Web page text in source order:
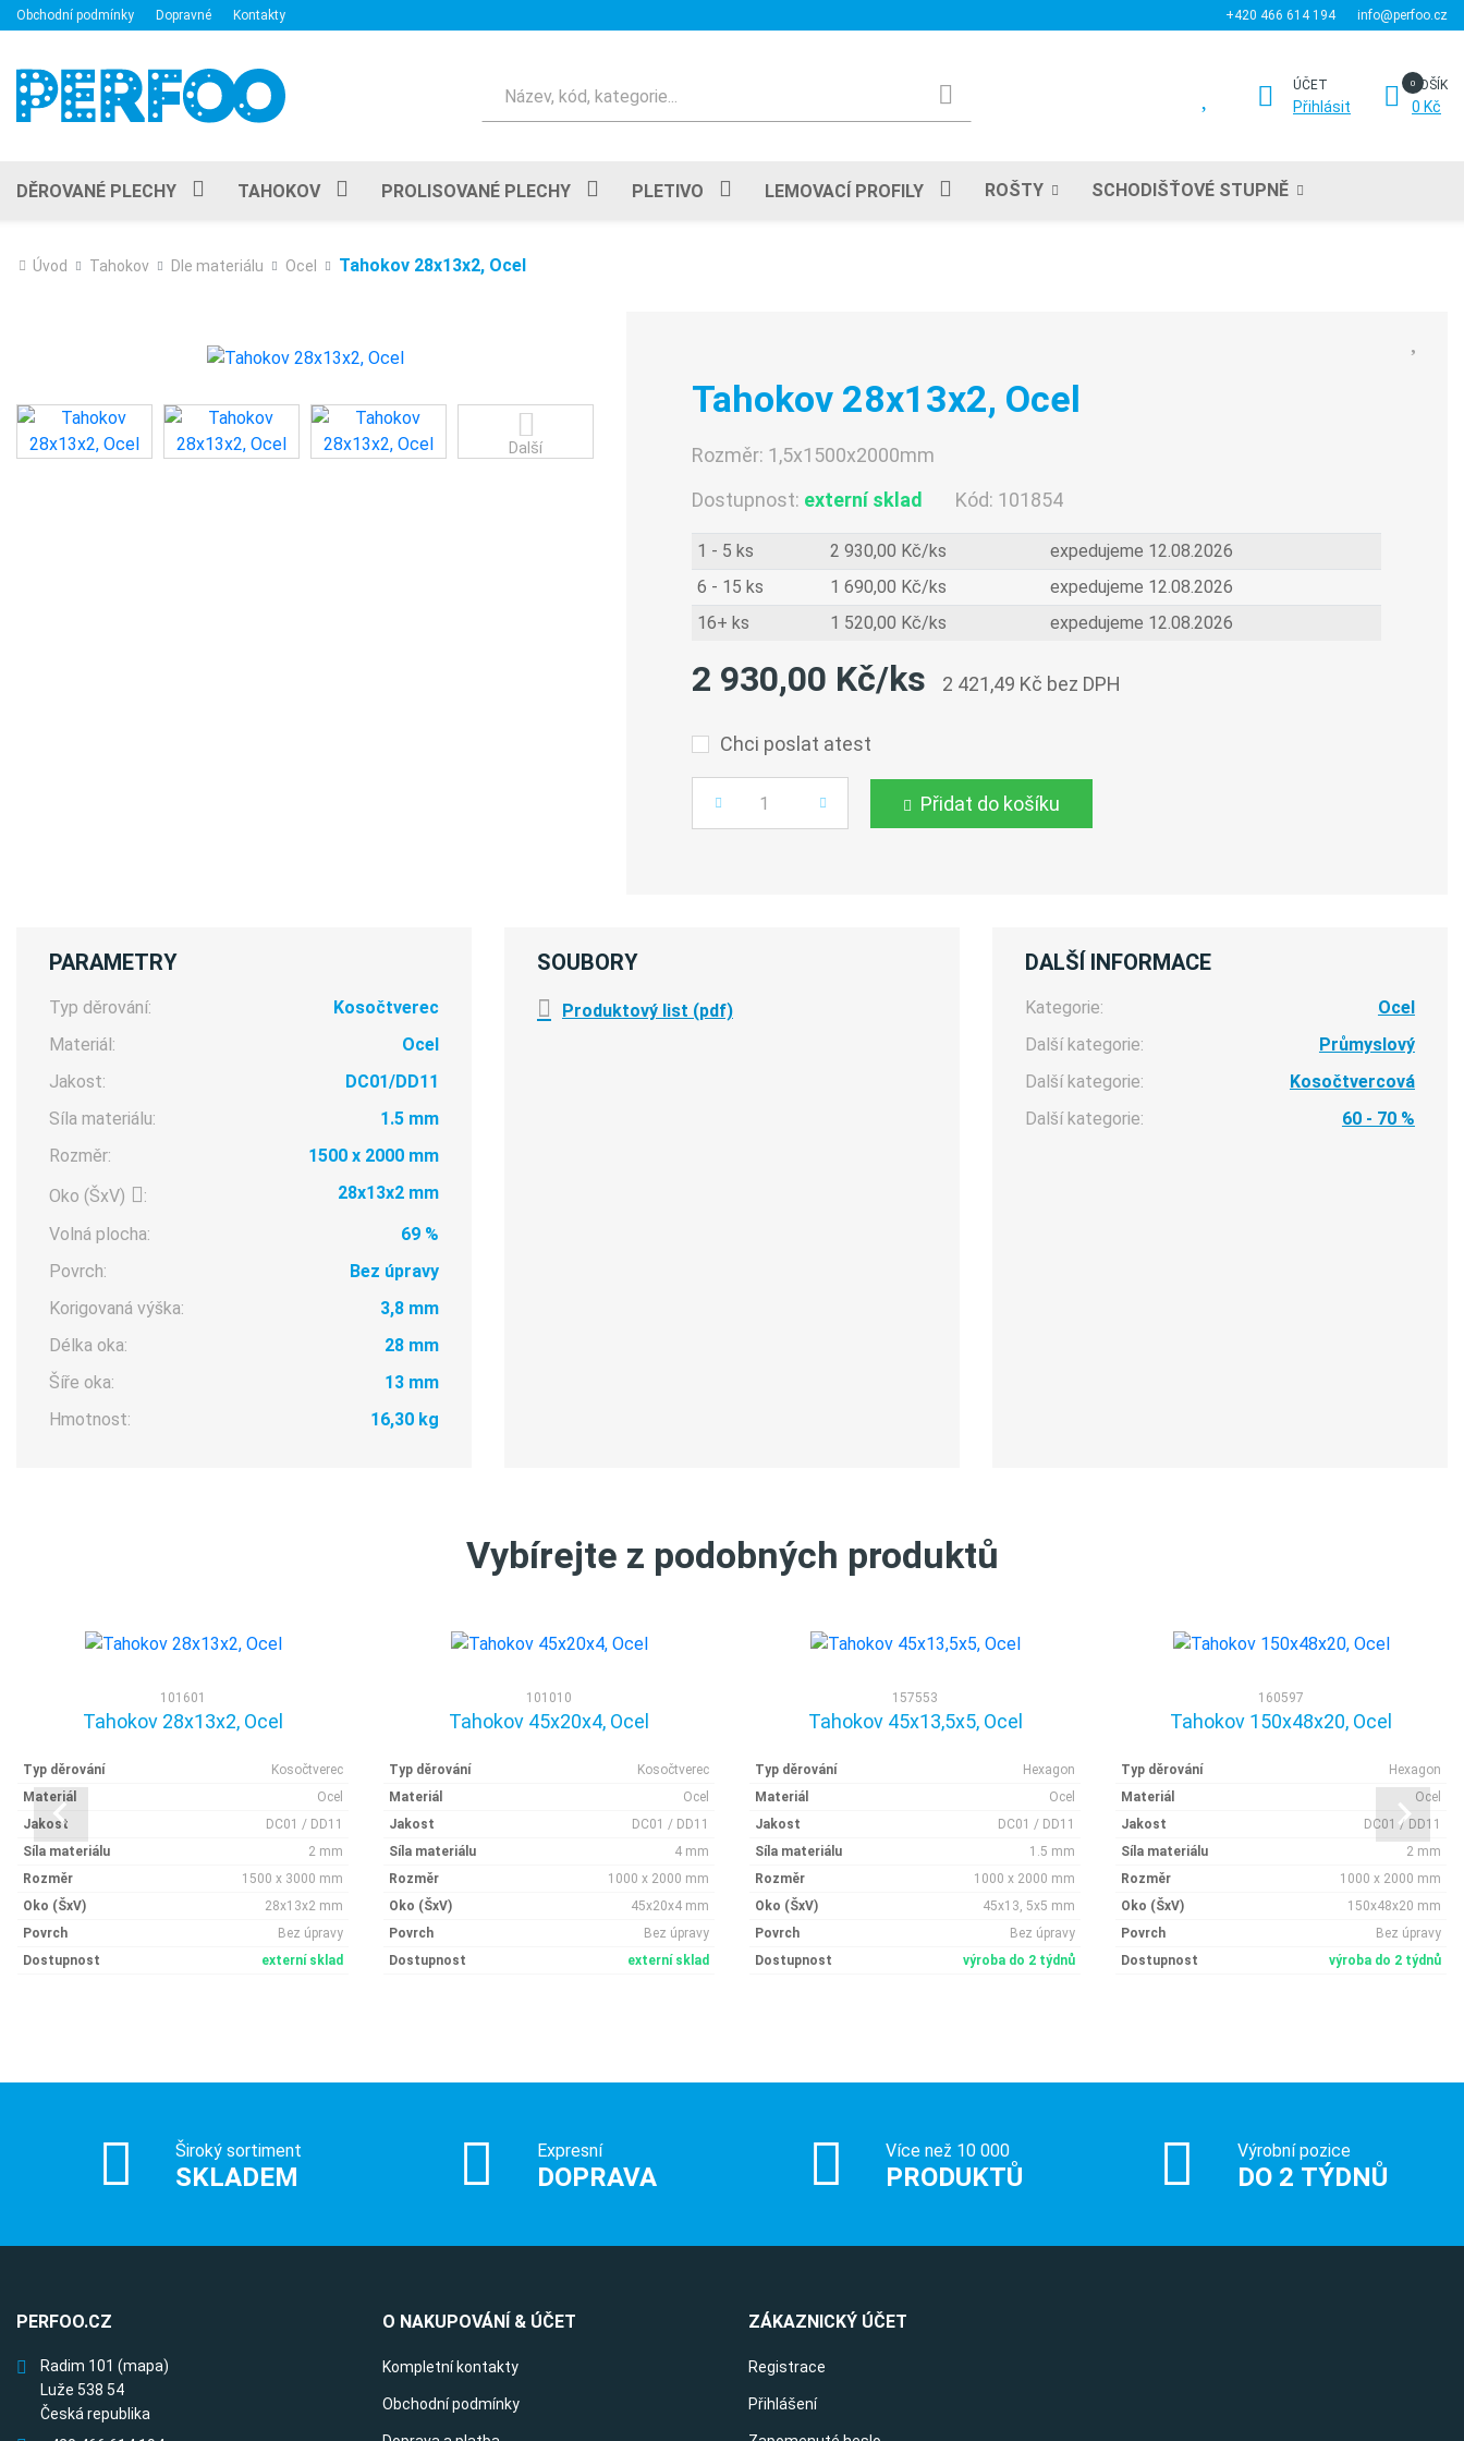
Obchodní podmínky Dopravné Kontakty +420 466 614 194 info@perfoo.cz
ÚČET
Přihlásit
KOŠÍK
0 Kč
DĚROVANÉ PLECHY TAHOKOV PROLISOVANÉ PLECHY PLETIVO LEMOVACÍ PROFILY ROŠTY SCHODIŠŤOVÉ STUPNĚ
Úvod Tahokov Dle materiálu Ocel Tahokov 28x13x2, Ocel
Další
Tahokov 28x13x2, Ocel
Rozměr: 1,5x1500x2000mm
Dostupnost: externí sklad Kód: 101854
1 - 5 ks 2 930,00 Kč/ks
expedujeme 12.08.2026
6 - 15 ks
1 690,00 Kč/ks
expedujeme 12.08.2026
16+ ks
1 520,00 Kč/ks expedujeme 12.08.2026
2 930,00 Kč/ks 2 421,49 Kč bez DPH
Chci poslat atest
Počet Přidat do košíku
PARAMETRY
Typ děrování:
Kosočtverec
Materiál:
Ocel
Jakost:
DC01/DD11
Síla materiálu:
1.5 mm
Rozměr:
1500 x 2000 mm
Oko (ŠxV)
:
28x13x2 mm
Volná plocha:
69 %
Povrch:
Bez úpravy
Korigovaná výška:
3,8 mm
Délka oka:
28 mm
Šíře oka:
13 mm
Hmotnost:
16,30 kg
SOUBORY
Produktový list (pdf)
DALŠÍ INFORMACE
Kategorie:
Ocel
Další kategorie:
Průmyslový
Další kategorie:
Kosočtvercová
Další kategorie:
60 - 70 %
Vybírejte z podobných produktů
101601
Tahokov 28x13x2, Ocel
Typ děrování
Kosočtverec
Materiál
Ocel
Jakost
DC01 / DD11
Síla materiálu
2 mm
Rozměr
1500 x 3000 mm
Oko (ŠxV)
28x13x2 mm
Povrch
Bez úpravy
Dostupnost
externí sklad
101010
Tahokov 45x20x4, Ocel
Typ děrování
Kosočtverec
Materiál
Ocel
Jakost
DC01 / DD11
Síla materiálu
4 mm
Rozměr
1000 x 2000 mm
Oko (ŠxV)
45x20x4 mm
Povrch
Bez úpravy
Dostupnost
externí sklad
157553
Tahokov 45x13,5x5, Ocel
Typ děrování
Hexagon
Materiál
Ocel
Jakost
DC01 / DD11
Síla materiálu
1.5 mm
Rozměr
1000 x 2000 mm
Oko (ŠxV)
45x13, 5x5 mm
Povrch
Bez úpravy
Dostupnost
výroba do 2 týdnů
160597
Tahokov 150x48x20, Ocel
Typ děrování
Hexagon
Materiál
Ocel
Jakost
DC01 / DD11
Síla materiálu
2 mm
Rozměr
1000 x 2000 mm
Oko (ŠxV)
150x48x20 mm
Povrch
Bez úpravy
Dostupnost
výroba do 2 týdnů
Široký sortiment
SKLADEM
Expresní
DOPRAVA
Více než 10 000
PRODUKTŮ
Výrobní pozice
DO 2 TÝDNŮ
PERFOO.CZ
Radim 101 (mapa)
Luže 538 54
Česká republika
O NAKUPOVÁNÍ & ÚČET
Kompletní kontakty
Obchodní podmínky
ZÁKAZNICKÝ ÚČET
Registrace
Přihlášení